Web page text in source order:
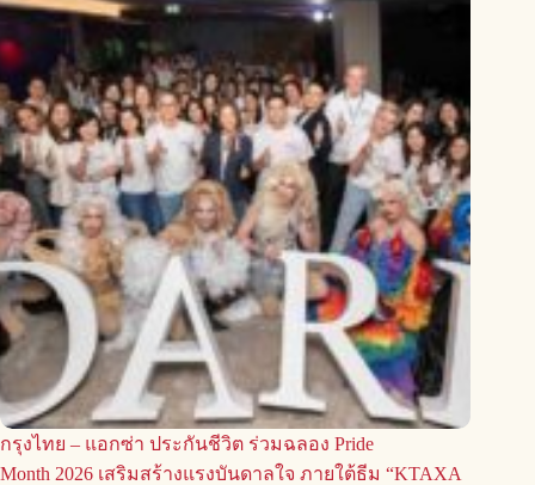
กรุงไทย – แอกซ่า ประกันชีวิต ร่วมฉลอง Pride
Month 2026 เสริมสร้างแรงบันดาลใจ ภายใต้ธีม “KTAXA